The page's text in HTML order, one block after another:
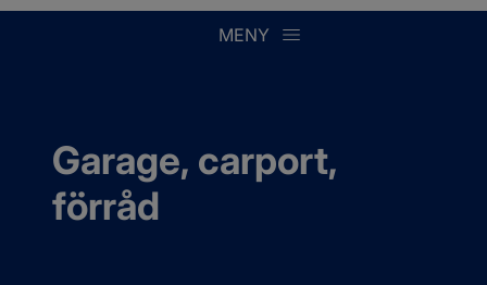
MENY
Garage, carport,
förråd